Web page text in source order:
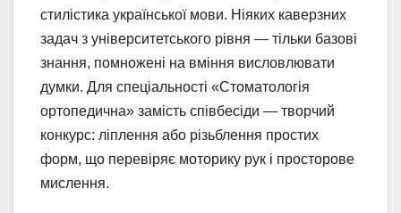
стилістика української мови. Ніяких каверзних
задач з університетського рівня — тільки базові
знання, помножені на вміння висловлювати
думки. Для спеціальності «Стоматологія
ортопедична» замість співбесіди — творчий
конкурс: ліплення або різьблення простих
форм, що перевіряє моторику рук і просторове
мислення.